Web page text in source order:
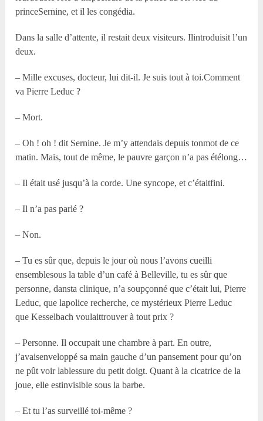
princeSernine, et il les congédia.
Dans la salle d’attente, il restait deux visiteurs. Ilintroduisit l’un
deux.
– Mille excuses, docteur, lui dit-il. Je suis tout à toi.Comment
va Pierre Leduc ?
– Mort.
– Oh ! oh ! dit Sernine. Je m’y attendais depuis tonmot de ce
matin. Mais, tout de même, le pauvre garçon n’a pas étélong…
– Il était usé jusqu’à la corde. Une syncope, et c’étaitfini.
– Il n’a pas parlé ?
– Non.
– Tu es sûr que, depuis le jour où nous l’avons cueilli
ensemblesous la table d’un café à Belleville, tu es sûr que
personne, dansta clinique, n’a soupçonné que c’était lui, Pierre
Leduc, que lapolice recherche, ce mystérieux Pierre Leduc
que Kesselbach voulaittrouver à tout prix ?
– Personne. Il occupait une chambre à part. En outre,
j’avaisenveloppé sa main gauche d’un pansement pour qu’on
ne pût voir lablessure du petit doigt. Quant à la cicatrice de la
joue, elle estinvisible sous la barbe.
– Et tu l’as surveillé toi-même ?